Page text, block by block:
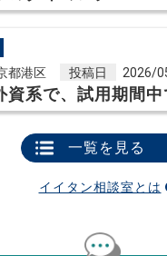
都港区 投稿日 2026/
資系で、試用期間中
一覧を見る
イイタン相談室とは